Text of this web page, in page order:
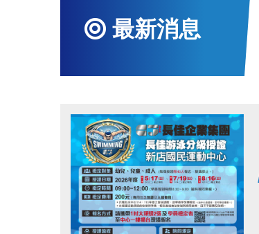
最新消息